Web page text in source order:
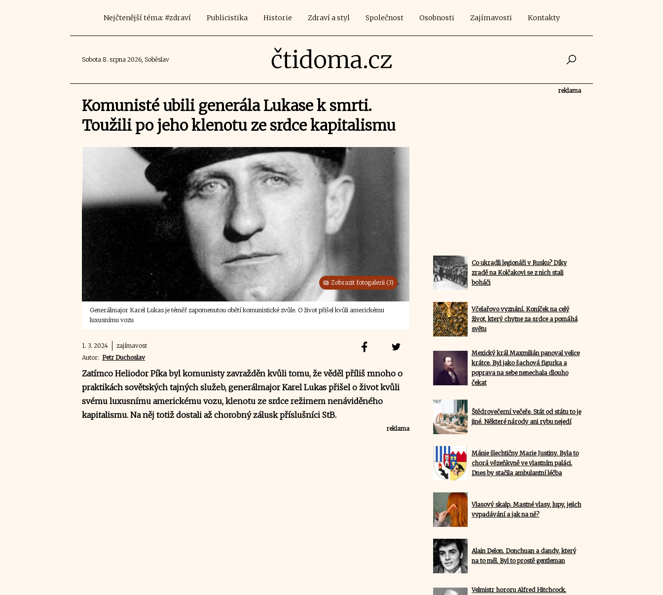
Nejčtenější téma: #zdraví Publicistika Historie Zdraví a styl Společnost Osobnosti Zajímavosti Kontakty
Sobota 8. srpna 2026, Soběslav čtidoma.cz
Komunisté ubili generála Lukase k smrti.
Toužili po jeho klenotu ze srdce kapitalismu
Zobrazit fotogalerii (3)
Generálmajor Karel Lukas je téměř zapomenutou obětí komunistické zvůle. O život přišel kvůli americkému
luxusnímu vozu
1. 3. 2024
zajímavost
Autor: Petr Duchoslav
Zatímco Heliodor Píka byl komunisty zavražděn kvůli tomu, že věděl příliš mnoho o
praktikách sovětských tajných služeb, generálmajor Karel Lukas přišel o život kvůli
svému luxusnímu americkému vozu, klenotu ze srdce režimem nenáviděného
kapitalismu. Na něj totiž dostali až chorobný zálusk příslušníci StB.
reklama
reklama
Co ukradli legionáři v Rusku? Díky
zradě na Kolčakovi se z nich stali
boháči
Včelařovo vyznání. Koníček na celý
život, který chytne za srdce a pomáhá
světu
Mexický král Maxmilián panoval velice
krátce. Byl jako šachová figurka a
poprava na sebe nenechala dlouho
čekat
Štědrovečerní večeře. Stát od státu to je
jiné. Některé národy ani rybu nejedí
Mánie šlechtičny Marie Justiny. Byla to
chorá vězeňkyně ve vlastním paláci.
Dnes by stačila ambulantní léčba
Vlasový skalp. Mastné vlasy, lupy, jejich
vypadávání a jak na ně?
Alain Delon. Donchuan a dandy, který
na to měl. Byl to prostě gentleman
Velmistr hororu Alfred Hitchcock.